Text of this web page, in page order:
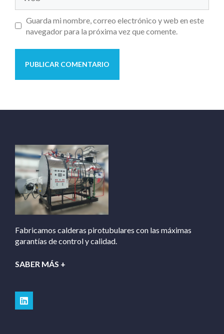
Guarda mi nombre, correo electrónico y web en este
navegador para la próxima vez que comente.
Fabricamos calderas pirotubulares con las máximas
garantías de control y calidad.
SABER MÁS +